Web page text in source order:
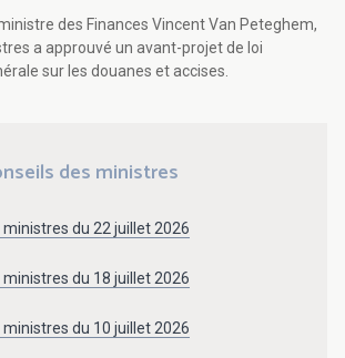
des Finances Vincent Van Peteghem,
a approuvé un avant-projet de loi
sur les douanes et accises.
des ministres
ministres du 22 juillet 2026
ministres du 18 juillet 2026
ministres du 10 juillet 2026